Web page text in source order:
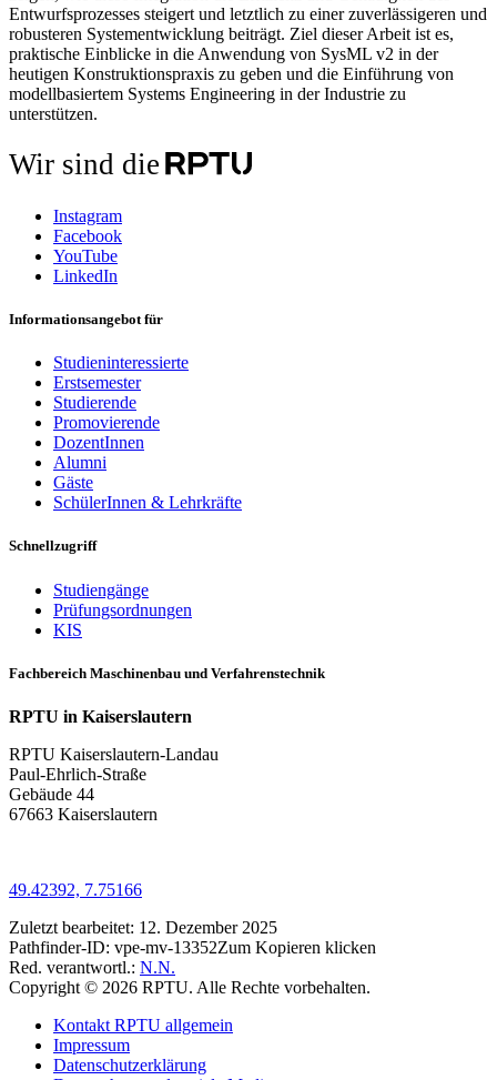
Entwurfsprozesses steigert und letztlich zu einer zuverlässigeren und
robusteren Systementwicklung beiträgt. Ziel dieser Arbeit ist es,
praktische Einblicke in die Anwendung von SysML v2 in der
heutigen Konstruktionspraxis zu geben und die Einführung von
modellbasiertem Systems Engineering in der Industrie zu
unterstützen.
Wir sind die
Instagram
Facebook
YouTube
LinkedIn
Informationsangebot für
Studieninteressierte
Erstsemester
Studierende
Promovierende
DozentInnen
Alumni
Gäste
SchülerInnen & Lehrkräfte
Schnellzugriff
Studiengänge
Prüfungsordnungen
KIS
Fachbereich Maschinenbau und Verfahrenstechnik
RPTU in Kaiserslautern
RPTU Kaiserslautern-Landau
Paul-Ehrlich-Straße
Gebäude 44
67663 Kaiserslautern
49.42392, 7.75166
Zuletzt bearbeitet: 12. Dezember 2025
Pathfinder-ID: vpe-mv-13352Zum Kopieren klicken
Red. verantwortl.: N.N.
Copyright © 2026 RPTU. Alle Rechte vorbehalten.
Kontakt RPTU allgemein
Impressum
Datenschutzerklärung